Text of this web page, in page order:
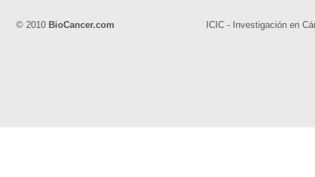
© 2010 BioCancer.com ICIC - Investigación en